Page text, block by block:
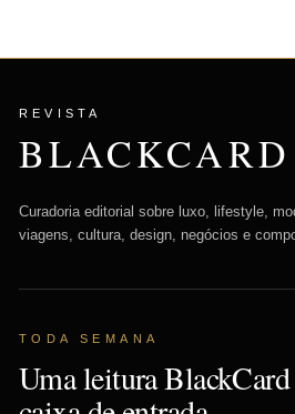
REVISTA
BLACKCARD
Curadoria editorial sobre luxo, lifestyle,
viagens, cultura, design, negócios e
TODA SEMANA
Uma leitura